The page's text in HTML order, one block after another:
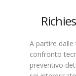
A partire
confronto
preventivo